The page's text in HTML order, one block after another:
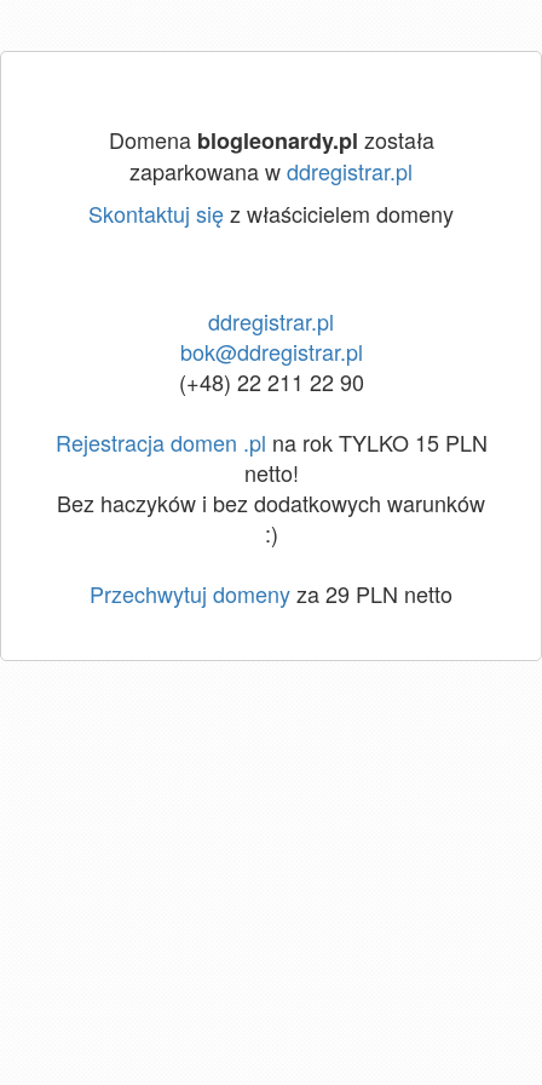
Domena blogleonardy.pl została
zaparkowana wddregistrar.pl
Skontaktuj sięz właścicielem domeny
ddregistrar.pl
bok@ddregistrar.pl
(+48) 22 211 22 90
Rejestracja domen .pl na rok TYLKO 15 PLN
netto!
Bez haczyków i bez dodatkowych warunków
:)
Przechwytuj domenyza 29 PLN netto